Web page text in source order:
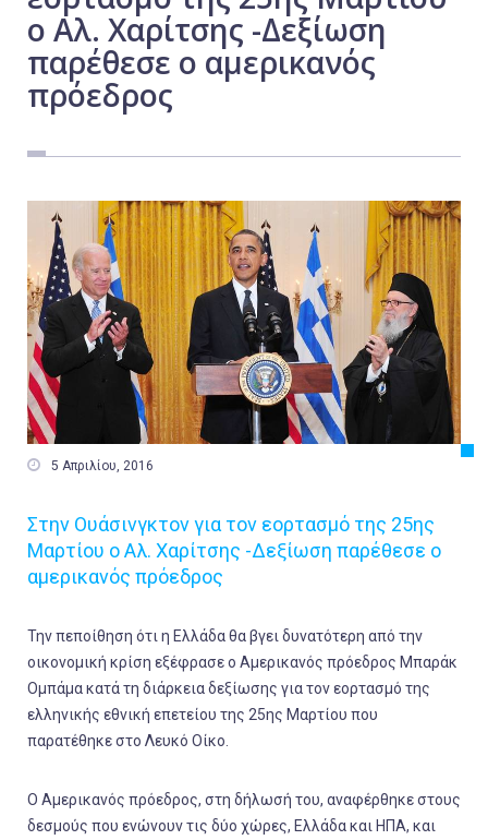
ο Αλ. Χαρίτσης -Δεξίωση
παρέθεσε ο αμερικανός
πρόεδρος
 5 Απριλίου, 2016
Στην Ουάσινγκτον για τον εορτασμό της 25ης
Μαρτίου ο Αλ. Χαρίτσης -Δεξίωση παρέθεσε ο
αμερικανός πρόεδρος
Την πεποίθηση ότι η Ελλάδα θα βγει δυνατότερη από την
οικονομική κρίση εξέφρασε ο Αμερικανός πρόεδρος Μπαράκ
Ομπάμα κατά τη διάρκεια δεξίωσης για τον εορτασμό της
ελληνικής εθνική επετείου της 25ης Μαρτίου που
παρατέθηκε στο Λευκό Οίκο.
Ο Αμερικανός πρόεδρος, στη δήλωσή του, αναφέρθηκε στους
δεσμούς που ενώνουν τις δύο χώρες, Ελλάδα και ΗΠΑ, και
Εργασία
Ελλάδα
Οικονομία
Πολιτική
Αθλητικά
Αστυνομικό Δελτίο